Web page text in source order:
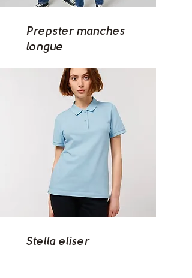
Prepster manches
longue
Stella eliser